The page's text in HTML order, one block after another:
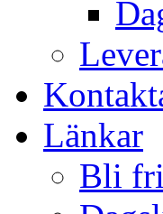
Länkar
Bli